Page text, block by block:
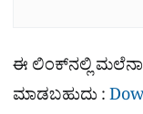
ಈ ಲಿಂಕ್​ನಲ್ಲಿ
ಮಾಡಬಹುದು :